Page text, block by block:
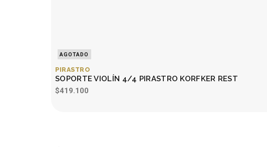
AGOTADO
PIRASTRO
SOPORTE VIOLÍN 4/4 PIRASTRO KORFKER REST
$419.100